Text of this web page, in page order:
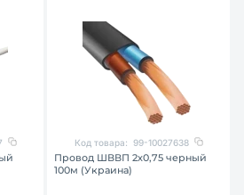
Код товара: 99-10027638
Провод ШВВП 2х0,75 черный
100м (Украина)